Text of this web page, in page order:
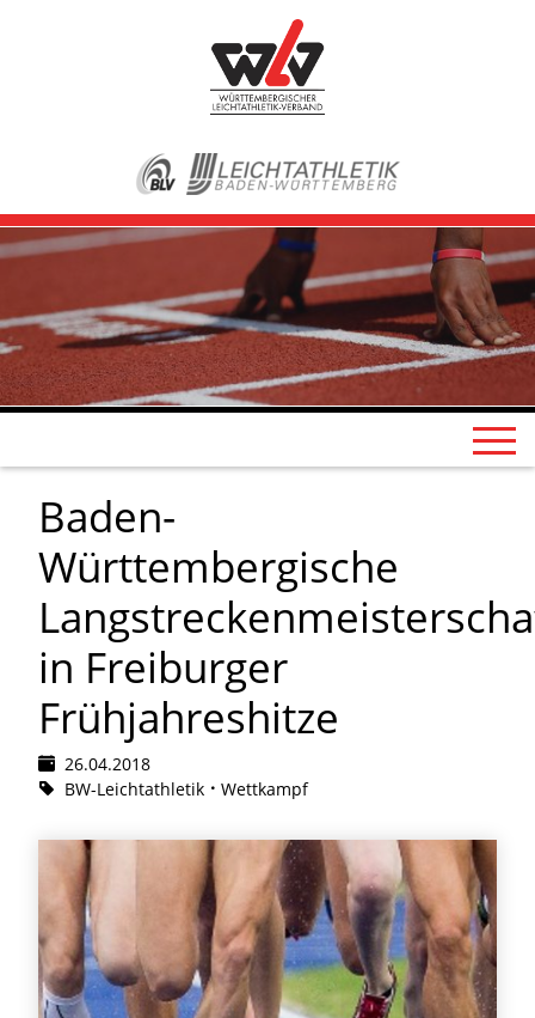
Baden-
Württembergische
in Freiburger
Frühjahreshitze
26.04.2018
BW-Leichtathletik
Wettkampf